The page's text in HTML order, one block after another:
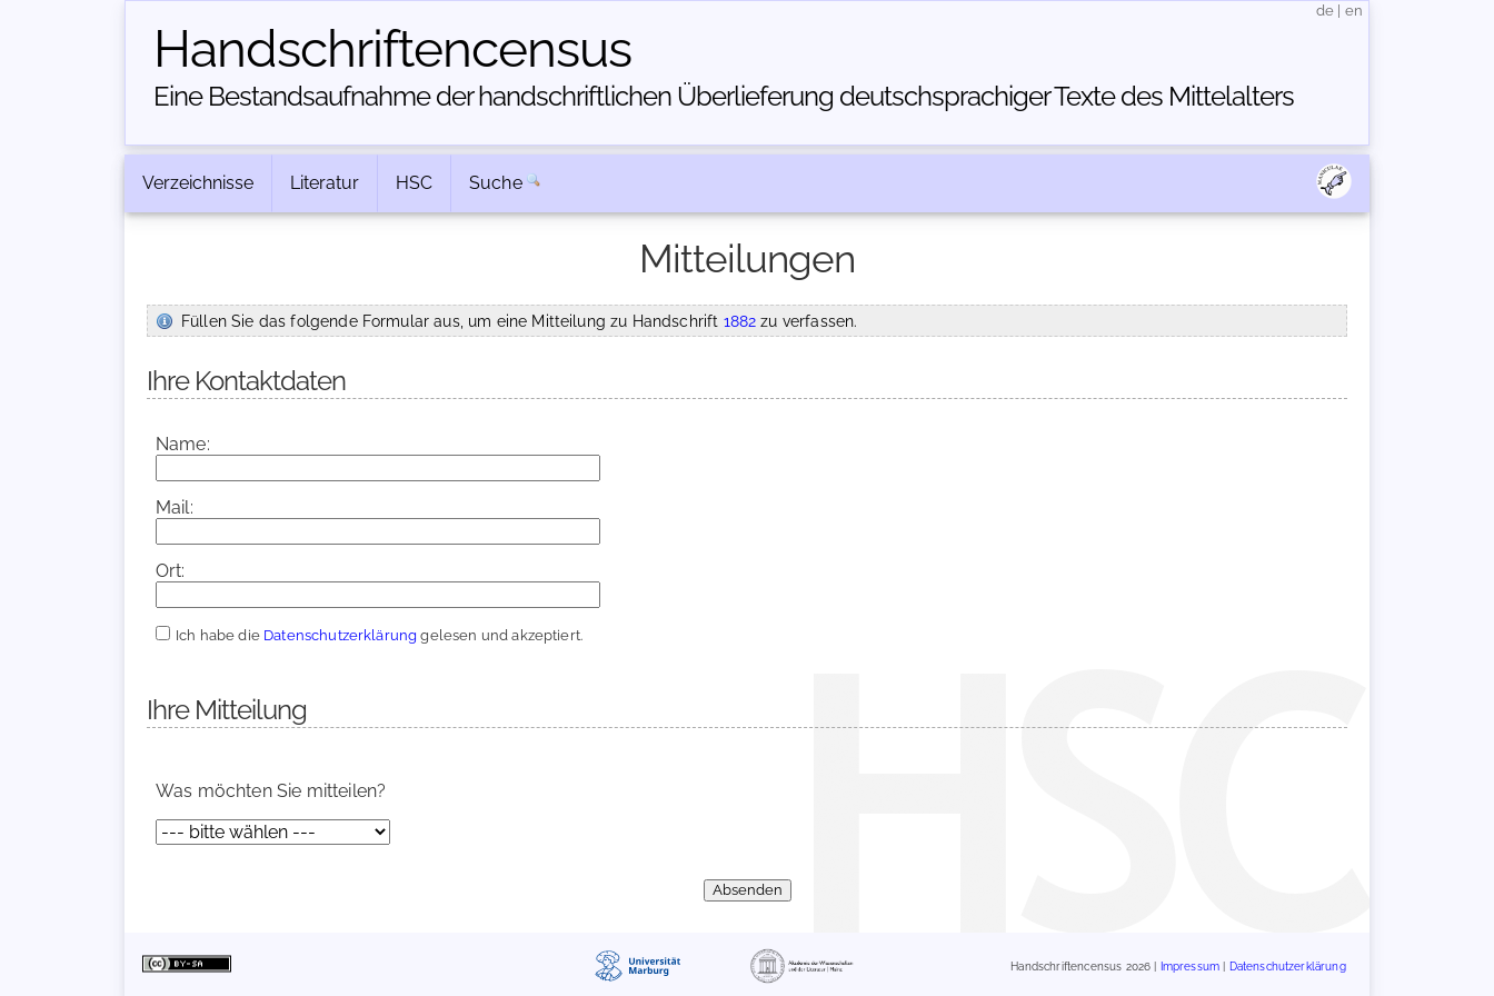
Handschriften­census
Eine Bestandsaufnahme der handschriftlichen Über­lieferung deutschsprachiger Texte des Mittelalters
de en
Verzeichnisse Literatur HSC Suche
Mitteilungen
Füllen Sie das folgende Formular aus, um eine Mitteilung zu Handschrift 1882 zu verfassen.
Ihre Kontaktdaten
Name:
Mail:
Ort:
Ich habe die Datenschutzerklärung gelesen und akzeptiert.
Ihre Mitteilung
Was möchten Sie mitteilen?
Handschriftencensus 2026 | Impressum Datenschutzerklärung